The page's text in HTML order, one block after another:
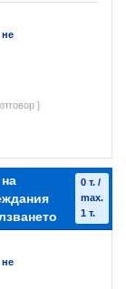
не
]
0 т. /
max.
1 т.
не